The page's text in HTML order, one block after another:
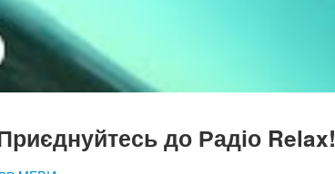
до Радіо Relax!